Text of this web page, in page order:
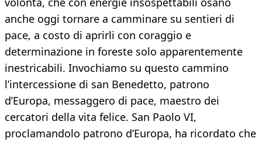
anche oggi tornare a camminare su sentieri di
pace, a costo di aprirli con coraggio e
determinazione in foreste solo apparentemente
inestricabili. Invochiamo su questo cammino
l’intercessione di san Benedetto, patrono
d’Europa, messaggero di pace, maestro dei
cercatori della vita felice. San Paolo VI,
proclamandolo patrono d’Europa, ha ricordato che